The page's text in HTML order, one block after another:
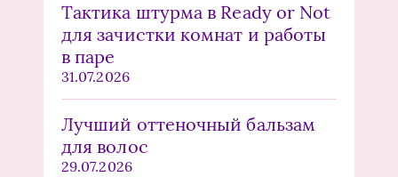
Тактика штурма в Ready or Not
для зачистки комнат и работы
в паре
31.07.2026
Лучший оттеночный бальзам
для волос
29.07.2026